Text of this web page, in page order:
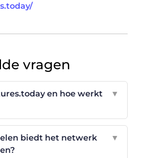
vragen
en hoe werkt
▼
biedt het netwerk
▼